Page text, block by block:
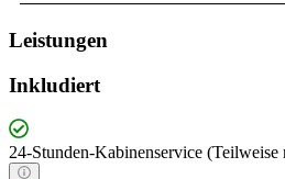
Leistungen
Inkludiert
24-Stunden-Kabinenservice (Teilweise